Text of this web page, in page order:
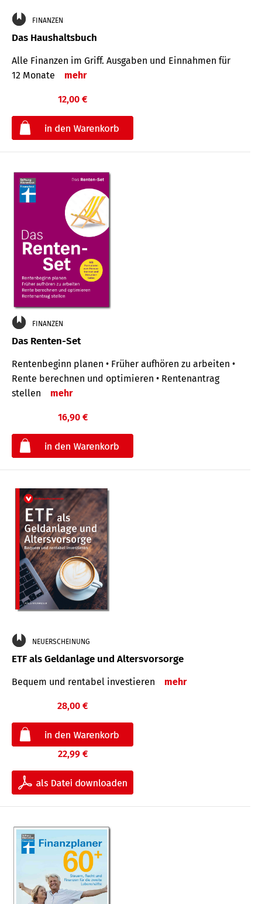
FINANZEN
Das Haushaltsbuch
Alle Finanzen im Griff. Aus­gaben und Ein­nahmen für
12 Monate
mehr
12,00 €
FINANZEN
Das Renten-Set
Rentenbeginn planen • Früher aufhören zu arbeiten •
Rente berechnen und optimieren • Rentenantrag
stellen
mehr
16,90 €
NEUERSCHEINUNG
ETF als Geldanlage und Altersvorsorge
Bequem und rentabel investieren mehr
28,00 €
22,99 €